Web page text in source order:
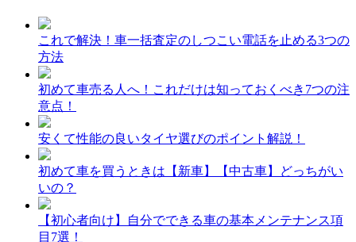
これで解決！車一括査定のしつこい電話を止める3つの
方法
初めて車売る人へ！これだけは知っておくべき7つの注
意点！
安くて性能の良いタイヤ選びのポイント解説！
初めて車を買うときは【新車】【中古車】どっちがい
いの？
【初心者向け】自分でできる車の基本メンテナンス項
目7選！